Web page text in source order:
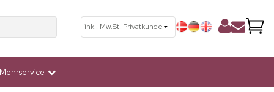
Mehrservice